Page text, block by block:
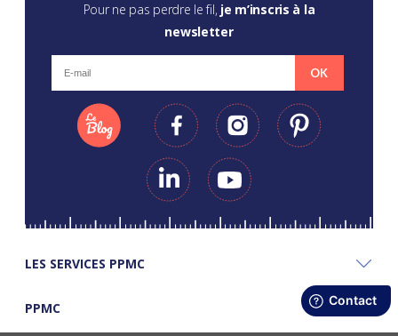
Pour ne pas perdre le fil, je m’inscris à la
newsletter
OK
LES SERVICES PPMC
PPMC